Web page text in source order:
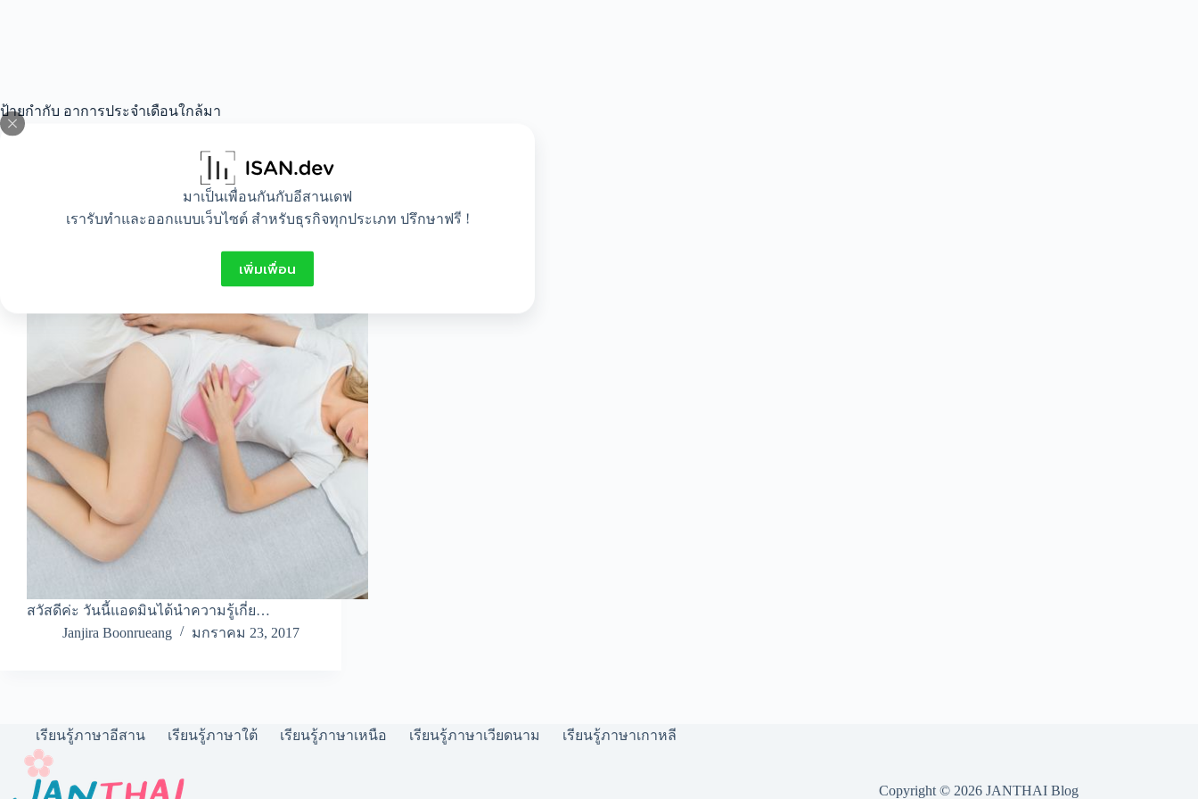
มาเป็นเพื่อนกันกับอีสานเดฟ
เรารับทำและออกแบบเว็บไซต์ สำหรับธุรกิจทุกประเภท ปรึกษาฟรี !
เพิ่มเพื่อน
ป้ายกำกับ อาการประจําเดือนใกล้มา
Lifestyle
สวัสดีค่ะ วันนี้แอดมินได้นำความรู้เกี่ย…
Janjira Boonrueang
มกราคม 23, 2017
เรียนรู้ภาษาอีสาน เรียนรู้ภาษาใต้ เรียนรู้ภาษาเหนือ เรียนรู้ภาษาเวียดนาม เรียนรู้ภาษาเกาหลี
Copyright © 2026 JANTHAI Blog